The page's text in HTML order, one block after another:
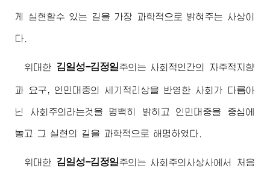
게 실현할수 있는 길을 가장 과학적으로 밝혀주는 사상이
다.
위대한 김일성-김정일주의 는 사회적인간의 자주적지향
과 요구, 인민대중의 세기적리상을 반영한 사회가 다름아
닌 사회주의라는것을 명백히 밝히고 인민대중을 중심에
놓고 그 실현의 길을 과학적으로 해명하였다.
위대한 김일성-김정일주의 는 사회주의사상사에서 처음